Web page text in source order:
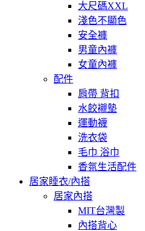
大尺碼XXL
淺色不顯色
安全褲
男童內褲
女童內褲
配件
肩帶 背扣
水餃襯墊
運動襪
洗衣袋
毛巾 浴巾
香氛生活配件
居家睡衣/內搭
居家內搭
MIT台灣製
內搭背心